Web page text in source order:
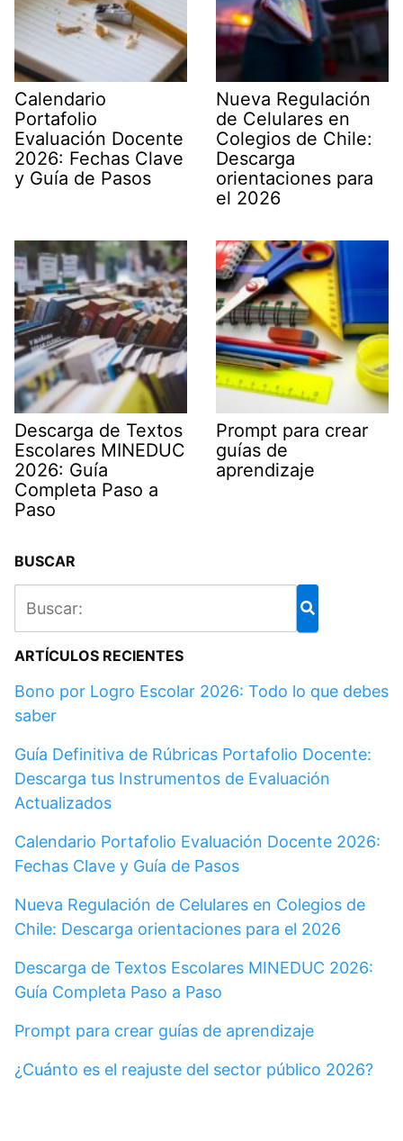
Calendario
Portafolio
Evaluación Docente
2026: Fechas Clave
y Guía de Pasos
Nueva Regulación
de Celulares en
Colegios de Chile:
Descarga
orientaciones para
el 2026
Descarga de Textos
Escolares MINEDUC
2026: Guía
Completa Paso a
Paso
Prompt para crear
guías de
aprendizaje
BUSCAR
ARTÍCULOS RECIENTES
Bono por Logro Escolar 2026: Todo lo que debes
saber
Guía Definitiva de Rúbricas Portafolio Docente:
Descarga tus Instrumentos de Evaluación
Actualizados
Calendario Portafolio Evaluación Docente 2026:
Fechas Clave y Guía de Pasos
Nueva Regulación de Celulares en Colegios de
Chile: Descarga orientaciones para el 2026
Descarga de Textos Escolares MINEDUC 2026:
Guía Completa Paso a Paso
Prompt para crear guías de aprendizaje
¿Cuánto es el reajuste del sector público 2026?